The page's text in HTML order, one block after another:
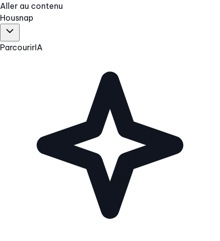
Aller au contenu
Housnap
ParcourirIA